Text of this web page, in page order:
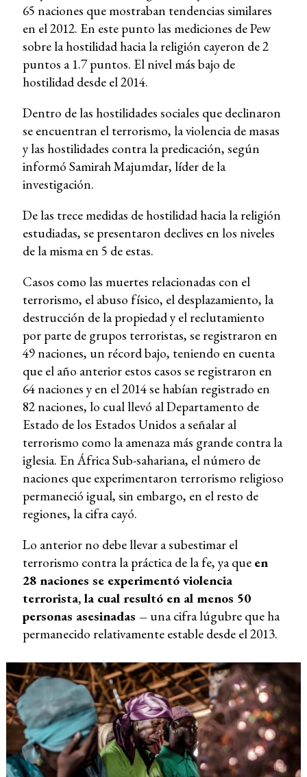
65 naciones que mostraban tendencias similares
en el 2012. En este punto las mediciones de Pew
sobre la hostilidad hacia la religión cayeron de 2
puntos a 1.7 puntos. El nivel más bajo de
hostilidad desde el 2014.
Dentro de las hostilidades sociales que declinaron
se encuentran el terrorismo, la violencia de masas
y las hostilidades contra la predicación, según
informó Samirah Majumdar, líder de la
investigación.
De las trece medidas de hostilidad hacia la religión
estudiadas, se presentaron declives en los niveles
de la misma en 5 de estas.
Casos como las muertes relacionadas con el
terrorismo, el abuso físico, el desplazamiento, la
destrucción de la propiedad y el reclutamiento
por parte de grupos terroristas, se registraron en
49 naciones, un récord bajo, teniendo en cuenta
que el año anterior estos casos se registraron en
64 naciones y en el 2014 se habían registrado en
82 naciones, lo cual llevó al Departamento de
Estado de los Estados Unidos a señalar al
terrorismo como la amenaza más grande contra la
iglesia. En África Sub-sahariana, el número de
naciones que experimentaron terrorismo religioso
permaneció igual, sin embargo, en el resto de
regiones, la cifra cayó.
Lo anterior no debe llevar a subestimar el
terrorismo contra la práctica de la fe, ya que en
28 naciones se experimentó violencia
terrorista, la cual resultó en al menos 50
personas asesinadas –una cifra lúgubre que ha
permanecido relativamente estable desde el 2013.